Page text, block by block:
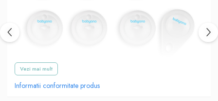
Copiii mici învață și descoperă lumea prin atingere.
Vezi mai mult
Informatii conformitate produs